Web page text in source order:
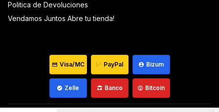
Politica de Devoluciones
Vendamos Juntos Abre tu tienda!
Visa/MC PayPal Bizum
Zelle Banco Bitcoin